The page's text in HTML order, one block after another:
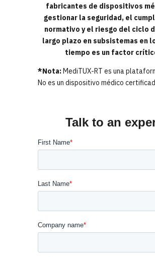
fabricantes de dispositivos
gestionar la seguridad, el
normativo y el riesgo del ciclo
largo plazo en subsistemas en
tiempo es un factor
*Nota:MediTUX-RT es una
No es un dispositivo médico